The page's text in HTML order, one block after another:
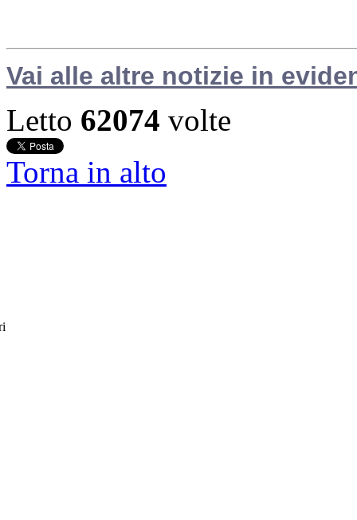
Vai alle altre notizie in
Letto 62074 volte
Torna in alto